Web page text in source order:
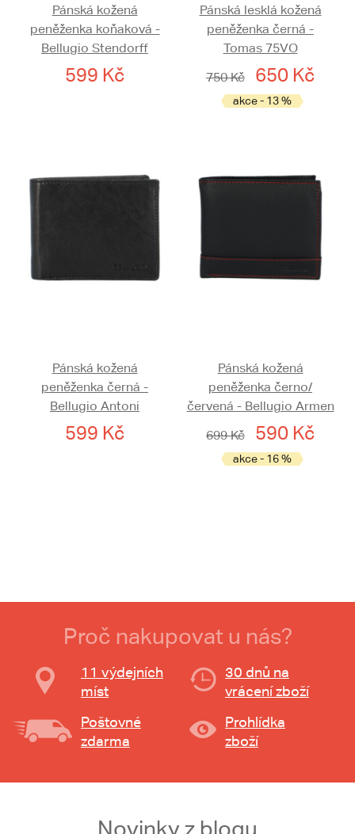
Pánská kožená
peněženka koňaková -
Bellugio Stendorff
599 Kč
Pánská lesklá kožená
peněženka černá -
Tomas 75VO
750 Kč
650 Kč
akce - 13 %
Pánská kožená
peněženka černá -
Bellugio Antoni
599 Kč
Pánská kožená
peněženka černo/
červená - Bellugio Armen
699 Kč
590 Kč
akce - 16 %
Proč nakupovat u nás?
11 výdejních
míst
30 dnů na
vrácení zboží
Poštovné
zdarma
Prohlídka
zboží
Novinky z blogu